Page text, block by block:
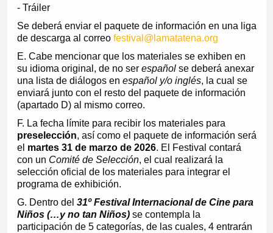
- Tráiler
Se deberá enviar el paquete de información en una liga
de descarga al correo festival@lamatatena.org
E. Cabe mencionar que los materiales se exhiben en
su idioma original, de no ser españolse deberá anexar
una lista de diálogos en español y/o inglés, la cual se
enviará junto con el resto del paquete de información
(apartado D) al mismo correo.
F. La fecha límite para recibir los materiales para
preselección, así como el paquete de información será
el martes 31 de marzo de 2026. El Festival contará
con un Comité de Selección, el cual realizará la
selección oficial de los materiales para integrar el
programa de exhibición.
G. Dentro del 31º Festival Internacional de Cine para
Niños (…y no tan Niños) se contempla la
participación de 5 categorías, de las cuales, 4 entrarán